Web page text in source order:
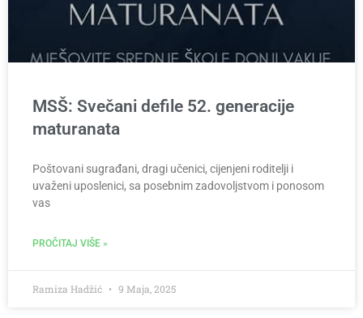
MSŠ: Svečani defile 52. generacije
maturanata
Poštovani sugrađani, dragi učenici, cijenjeni roditelji i
uvaženi uposlenici, sa posebnim zadovoljstvom i ponosom
vas
PROČITAJ VIŠE »
Ramiza Hadžić 9 Maja, 2025